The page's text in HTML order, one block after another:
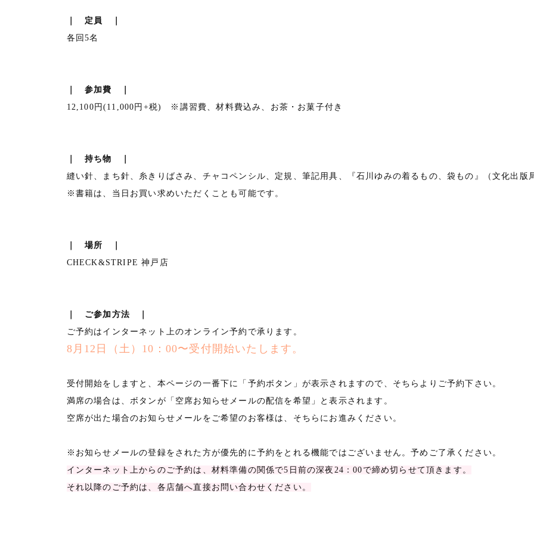
｜ 定員 ｜
各回5名
｜ 参加費 ｜
12,100円(11,000円+税) ※講習費、材料費込み、お茶・お菓子付き
｜ 持ち物 ｜
縫い針、まち針、糸きりばさみ、チャコペンシル、定規、筆記用具、『石川ゆみの着るもの、袋もの』（文化出
※書籍は、当日お買い求めいただくことも可能です。
｜ 場所 ｜
CHECK&STRIPE 神戸店
｜ ご参加方法 ｜
ご予約はインターネット上のオンライン予約で承ります。
8月12日（土）10：00〜受付開始いたします。
受付開始をしますと、本ページの一番下に「予約ボタン」が表示されますので、そちらよりご予約下さい。
満席の場合は、ボタンが「空席お知らせメールの配信を希望」と表示されます。
空席が出た場合のお知らせメールをご希望のお客様は、そちらにお進みください。
※お知らせメールの登録をされた方が優先的に予約をとれる機能ではございません。予めご了承ください。
インターネット上からのご予約は、材料準備の関係で5日前の深夜24：00で締め切らせて頂きます。
それ以降のご予約は、各店舗へ直接お問い合わせください。